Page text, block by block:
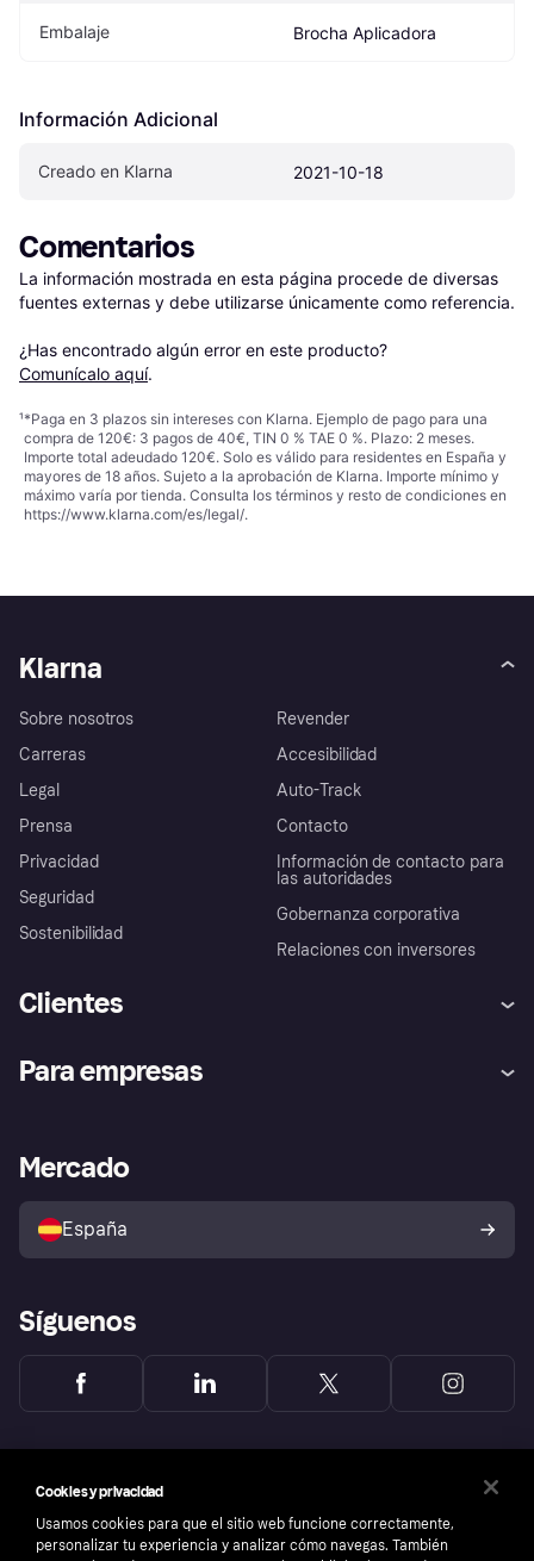
Embalaje Brocha Aplicadora
Información Adicional
Creado en Klarna 2021-10-18
Comentarios
La información mostrada en esta página procede de diversas
fuentes externas y debe utilizarse únicamente como referencia.
¿Has encontrado algún error en este producto?
Comunícalo aquí.
¹*Paga en 3 plazos sin intereses con Klarna. Ejemplo de pago para una
compra de 120€: 3 pagos de 40€, TIN 0 % TAE 0 %. Plazo: 2 meses.
Importe total adeudado 120€. Solo es válido para residentes en España y
mayores de 18 años. Sujeto a la aprobación de Klarna. Importe mínimo y
máximo varía por tienda. Consulta los términos y resto de condiciones en
https://www.klarna.com/es/legal/.
Klarna
Sobre nosotros
Carreras
Legal
Prensa
Privacidad
Seguridad
Sostenibilidad
Revender
Accesibilidad
Auto-Track
Contacto
Información de contacto para
las autoridades
Gobernanza corporativa
Relaciones con inversores
Clientes
Inicio de sesión
Directorio de tiendas
Política de protección al
comprador de Klarna
Reclamaciones
Para empresas
Acceso empresas
Mercado
España
Síguenos
Cookies y privacidad
Usamos cookies para que el sitio web funcione correctamente,
personalizar tu experiencia y analizar cómo navegas. También